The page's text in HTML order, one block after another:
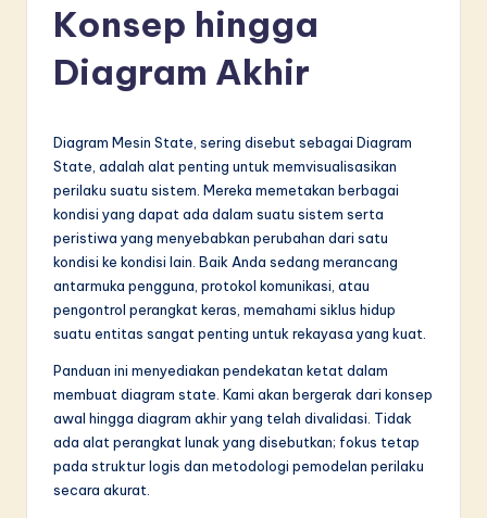
L
in
Konsep hingga
Diagram Akhir
Diagram Mesin State, sering disebut sebagai Diagram
State, adalah alat penting untuk memvisualisasikan
perilaku suatu sistem. Mereka memetakan berbagai
kondisi yang dapat ada dalam suatu sistem serta
peristiwa yang menyebabkan perubahan dari satu
kondisi ke kondisi lain. Baik Anda sedang merancang
antarmuka pengguna, protokol komunikasi, atau
pengontrol perangkat keras, memahami siklus hidup
suatu entitas sangat penting untuk rekayasa yang kuat.
Panduan ini menyediakan pendekatan ketat dalam
membuat diagram state. Kami akan bergerak dari konsep
awal hingga diagram akhir yang telah divalidasi. Tidak
ada alat perangkat lunak yang disebutkan; fokus tetap
pada struktur logis dan metodologi pemodelan perilaku
secara akurat.